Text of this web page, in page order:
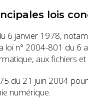
lois
6 janvier 1978,
loi n° 2004-801 du 6
aux fichiers
du 21 juin 2004
numérique.